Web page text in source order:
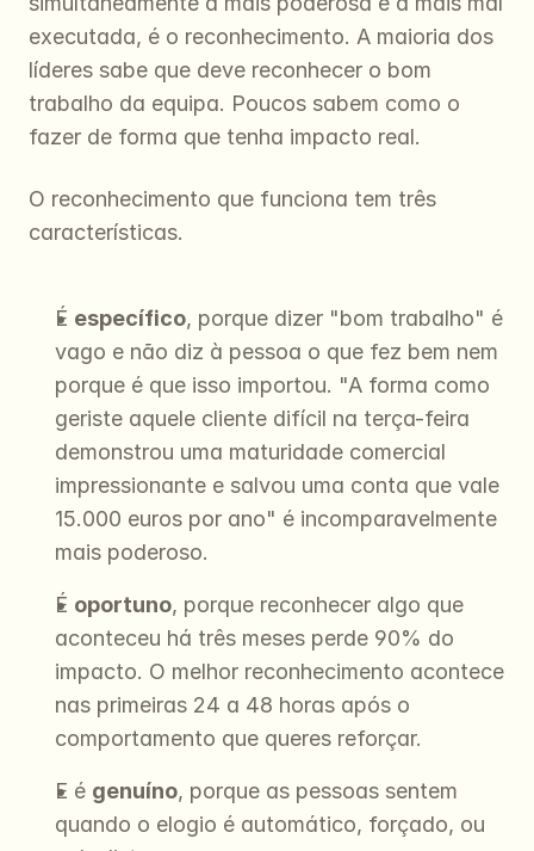
executada, é o reconhecimento. A maioria dos
líderes sabe que deve reconhecer o bom
trabalho da equipa. Poucos sabem como o
fazer de forma que tenha impacto real.
O reconhecimento que funciona tem três
características.
É específico, porque dizer "bom trabalho" é
vago e não diz à pessoa o que fez bem nem
porque é que isso importou. "A forma como
geriste aquele cliente difícil na terça-feira
demonstrou uma maturidade comercial
impressionante e salvou uma conta que vale
15.000 euros por ano" é incomparavelmente
mais poderoso.
É oportuno, porque reconhecer algo que
aconteceu há três meses perde 90% do
impacto. O melhor reconhecimento acontece
nas primeiras 24 a 48 horas após o
comportamento que queres reforçar.
E é genuíno, porque as pessoas sentem
quando o elogio é automático, forçado, ou